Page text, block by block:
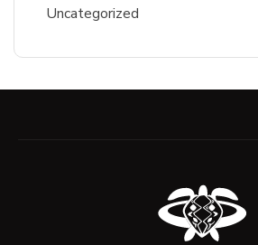
Uncategorized